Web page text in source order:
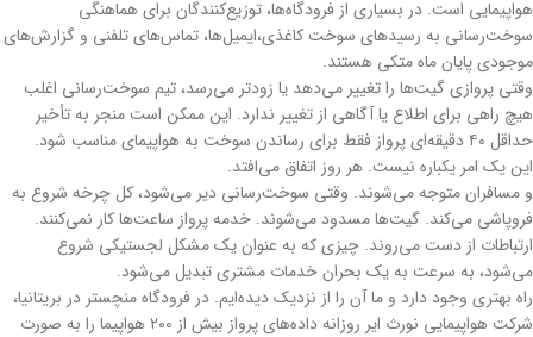
هواپیمایی است. در بسیاری از فرودگاه‌ها، توزیع‌کنندگان برای هماهنگی
سوخت‌رسانی به رسیدهای سوخت کاغذی،ایمیل‌ها، تماس‌های تلفنی و گزارش‌های
موجودی پایان ماه متکی هستند.
وقتی پروازی گیت‌ها را تغییر می‌دهد یا زودتر می‌رسد، تیم سوخت‌رسانی اغلب
هیچ راهی برای اطلاع یا آگاهی از تغییر ندارد. این ممکن است منجر به تأخیر
حداقل ۴۰ دقیقه‌ای پرواز فقط برای رساندن سوخت به هواپیمای مناسب شود.
این یک امر یکباره نیست. هر روز اتفاق می‌افتد.
و مسافران متوجه می‌شوند. وقتی سوخت‌رسانی دیر می‌شود، کل چرخه شروع به
فروپاشی می‌کند. گیت‌ها مسدود می‌شوند. خدمه پرواز ساعت‌ها کار نمی‌کنند.
ارتباطات از دست می‌روند. چیزی که به عنوان یک مشکل لجستیکی شروع
می‌شود، به سرعت به یک بحران خدمات مشتری تبدیل می‌شود.
راه بهتری وجود دارد و ما آن را از نزدیک دیده‌ایم. در فرودگاه منچستر در بریتانیا،
شرکت هواپیمایی نورث ایر روزانه داده‌های پرواز بیش از ۲۰۰ هواپیما را به صورت